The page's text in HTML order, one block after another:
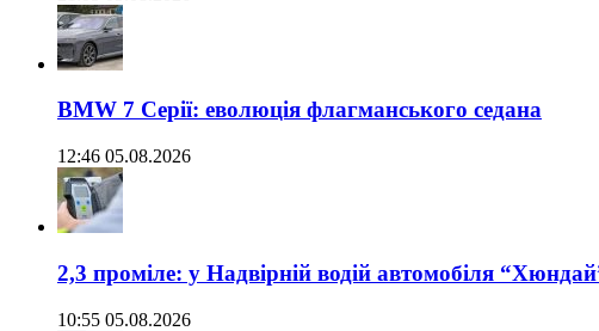
BMW 7 Серії: еволюція флагманського седана
12:46 05.08.2026
2,3 проміле: у Надвірній водій автомобіля
10:55 05.08.2026